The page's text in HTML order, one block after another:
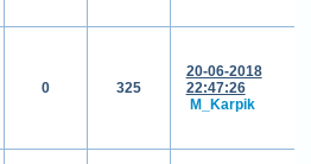
0 325
20-06-2018
22:47:26
M_Karpik